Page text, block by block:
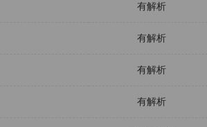
有解析
有解析
有解析
有解析